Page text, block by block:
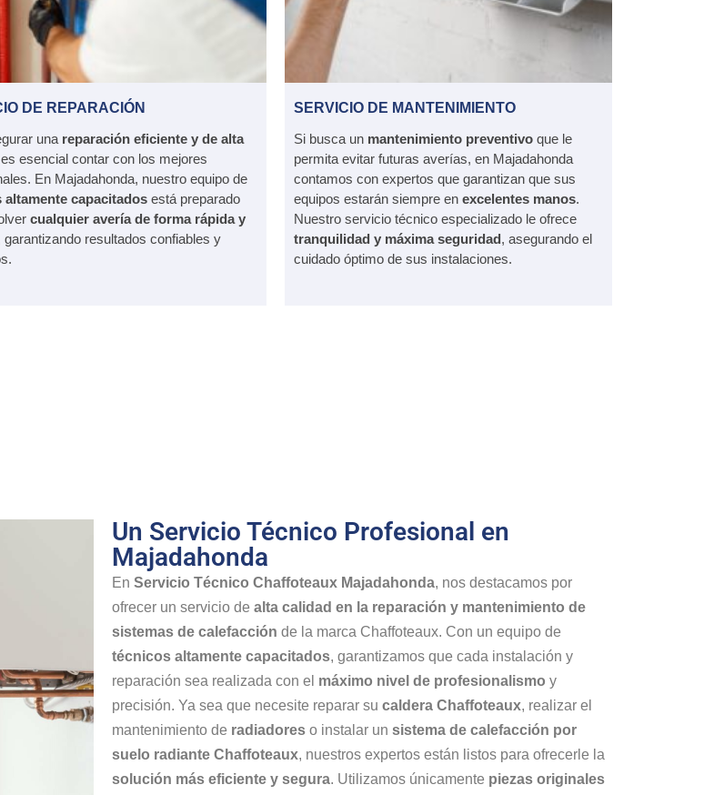
DE REPARACIÓN
una reparación eficiente y de alta
esencial contar con los mejores
En Majadahonda, nuestro equipo de
altamente capacitados está preparado
cualquier avería de forma rápida y
garantizando resultados confiables y
SERVICIO DE MANTENIMIENTO
Si busca un mantenimiento preventivo que le
permita evitar futuras averías, en Majadahonda
contamos con expertos que garantizan que sus
equipos estarán siempre en excelentes manos.
Nuestro servicio técnico especializado le ofrece
tranquilidad y máxima seguridad , asegurando el
cuidado óptimo de sus instalaciones.
Un Servicio Técnico Profesional en
Majadahonda
En Servicio Técnico Chaffoteaux Majadahonda, nos destacamos por
ofrecer un servicio de alta calidad en la reparación y mantenimiento de
sistemas de calefacción de la marca Chaffoteaux. Con un equipo de
técnicos altamente capacitados, garantizamos que cada instalación y
reparación sea realizada con el máximo nivel de profesionalismo y
precisión. Ya sea que necesite reparar su caldera Chaffoteaux, realizar el
mantenimiento de radiadores o instalar un sistema de calefacción por
suelo radiante Chaffoteaux, nuestros expertos están listos para ofrecerle la
solución más eficiente y segura. Utilizamos únicamente piezas originales